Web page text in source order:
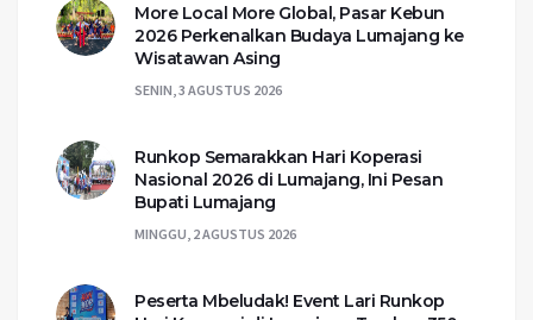
More Local More Global, Pasar Kebun
2026 Perkenalkan Budaya Lumajang ke
Wisatawan Asing
SENIN, 3 AGUSTUS 2026
Runkop Semarakkan Hari Koperasi
Nasional 2026 di Lumajang, Ini Pesan
Bupati Lumajang
MINGGU, 2 AGUSTUS 2026
Peserta Mbeludak! Event Lari Runkop